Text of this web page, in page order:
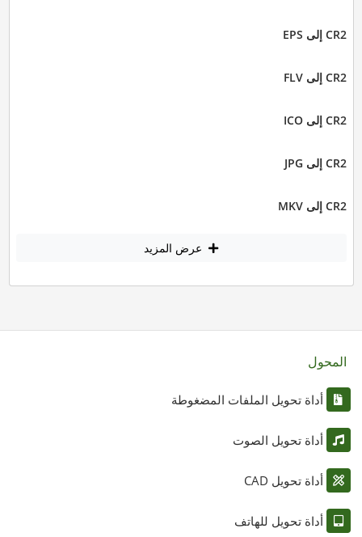
CR2 إلى EPS
CR2 إلى FLV
CR2 إلى ICO
CR2 إلى JPG
CR2 إلى MKV
عرض المزيد
المحول
أداة تحويل الملفات المضغوطة
أداة تحويل الصوت
أداة تحويل CAD
أداة تحويل للهاتف